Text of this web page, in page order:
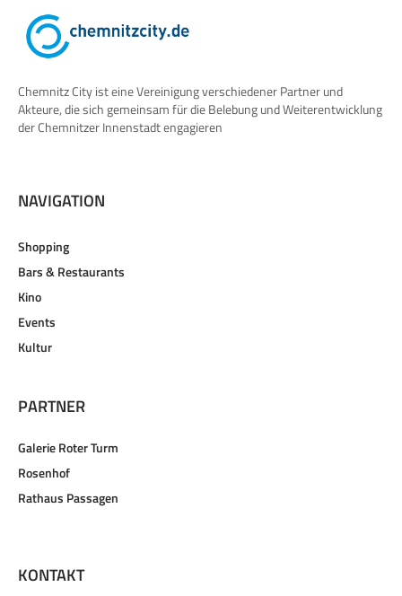
Chemnitz City ist eine Vereinigung verschiedener Partner und
Akteure, die sich gemeinsam für die Belebung und Weiterentwicklung
der Chemnitzer Innenstadt engagieren
NAVIGATION
Shopping
Bars & Restaurants
Kino
Events
Kultur
PARTNER
Galerie Roter Turm
Rosenhof
Rathaus Passagen
KONTAKT